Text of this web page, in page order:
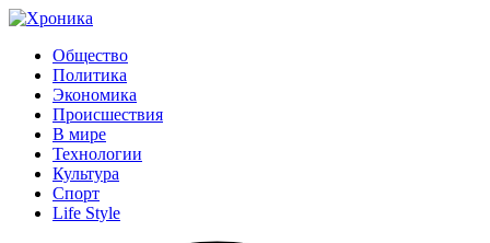
Общество
Политика
Экономика
Происшествия
В мире
Технологии
Культура
Спорт
Life Style